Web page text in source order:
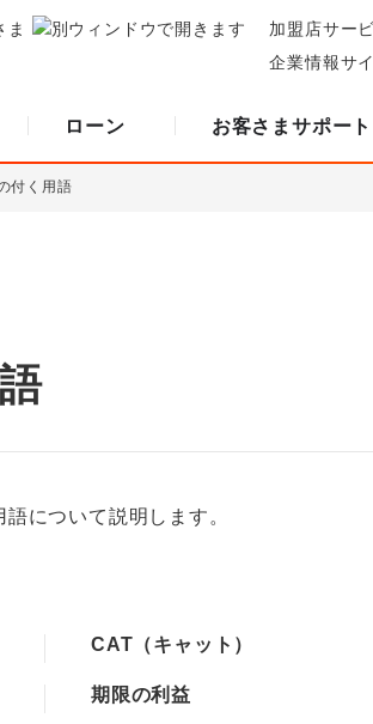
ま
加盟店サー
企業情報サ
ローン お客さまサポート
付く用語
について説明します。
CAT（キャット）
期限の利益